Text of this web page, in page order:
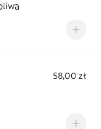
58,00 zł